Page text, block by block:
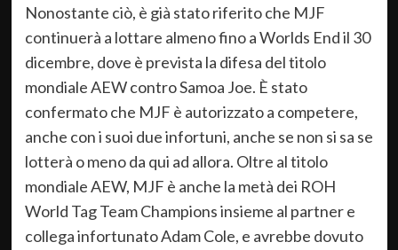
Nonostante ciò, è già stato riferito che MJF
continuerà a lottare almeno fino a Worlds End il 30
dicembre, dove è prevista la difesa del titolo
mondiale AEW contro Samoa Joe. È stato
confermato che MJF è autorizzato a competere,
anche con i suoi due infortuni, anche se non si sa se
lotterà o meno da qui ad allora. Oltre al titolo
mondiale AEW, MJF è anche la metà dei ROH
World Tag Team Champions insieme al partner e
collega infortunato Adam Cole, e avrebbe dovuto